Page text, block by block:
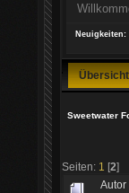
Neuigkeiten:
Übersicht
Sweetwater
Seiten: 1 [2]
Autor